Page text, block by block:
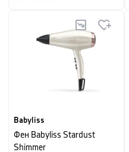
Babyliss
Фен Babyliss Stardust
Shimmer